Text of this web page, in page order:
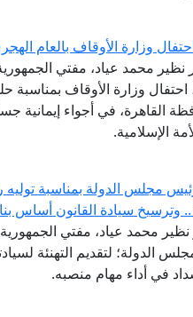
وزارة الأوقاف بالعام الهجري
نظير محمد عياد، مفتي
القاهرة، في أجواء إيمانية
الإسلامية.
مجلس الدولة بمناسبة
وترسيخ سيادة القانون أساس
محمد عياد، مفتي
الدولة؛ لتقديم التهنئة
في أداء مهام منصبه.